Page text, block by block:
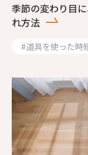
季節の変わり目
れ方法
#道具を使った時